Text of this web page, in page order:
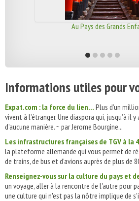
Au Pays des Grands
Informations utiles pour
Expat.com : la force du lien… Plus d’un
vivent à l’étranger. Une diaspora qui, jusqu’à il
d’aucune manière. ~ par Jerome Bourgine...
Les infrastructures françaises de TGV à la
la plateforme allemande qui vous permet de
de trains, de bus et d’avions auprès de plus de
Renseignez-vous sur la culture du pays et
un voyage, aller à la rencontre de l'autre pour
une culture qui n'est pas la nôtre implique de